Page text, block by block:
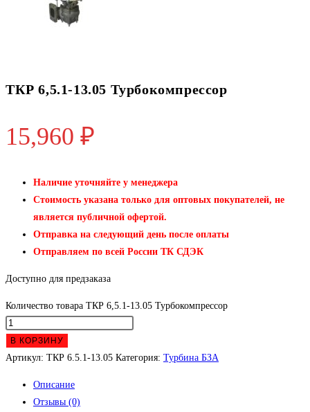
ТКР 6,5.1-13.05 Турбокомпрессор
15,960 ₽
Наличие уточняйте у менеджера
Стоимость указана только для оптовых покупателей, не
является публичной офертой.
Отправка на следующий день после оплаты
Отправляем по всей России ТК СДЭК
Доступно для предзаказа
Количество товара ТКР 6,5.1-13.05 Турбокомпрессор
В КОРЗИНУ
Артикул: ТКР 6.5.1-13.05 Категория: Турбина БЗА
Описание
Отзывы (0)